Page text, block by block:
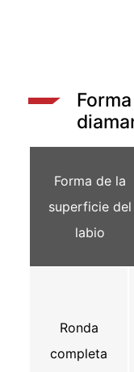
Forma de la
superficie del
labio
Ronda
completa